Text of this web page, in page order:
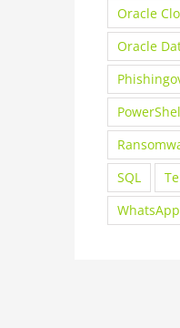
Oracle
Oracle
SQL
WhatsApp